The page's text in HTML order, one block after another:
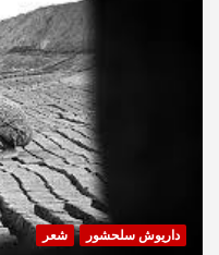
داریوش سلحشور شعر